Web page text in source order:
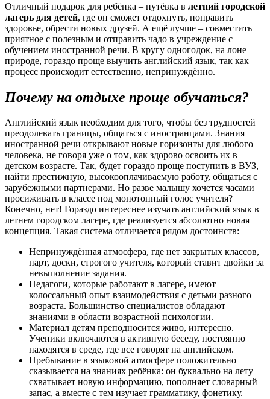
Отличный подарок для ребёнка – путёвка в летний городской
лагерь для детей, где он сможет отдохнуть, поправить
здоровье, обрести новых друзей. А ещё лучше – совместить
приятное с полезным и отправить чадо в учреждение с
обучением иностранной речи. В кругу одногодок, на лоне
природе, гораздо проще выучить английский язык, так как
процесс происходит естественно, непринуждённо.
Почему на отдыхе проще обучаться?
Английский язык необходим для того, чтобы без трудностей
преодолевать границы, общаться с иностранцами. Знания
иностранной речи открывают новые горизонты для любого
человека, не говоря уже о том, как здорово освоить их в
детском возрасте. Так, будет гораздо проще поступить в ВУЗ,
найти престижную, высокооплачиваемую работу, общаться с
зарубежными партнерами. Но разве малышу хочется часами
просиживать в классе под монотонный голос учителя?
Конечно, нет! Гораздо интереснее изучать английский язык в
летнем городском лагере, где реализуется абсолютно новая
концепция. Такая система отличается рядом достоинств:
Непринуждённая атмосфера, где нет закрытых классов,
парт, доски, строгого учителя, который ставит двойки за
невыполнение задания.
Педагоги, которые работают в лагере, имеют
колоссальный опыт взаимодействия с детьми разного
возраста. Большинство специалистов обладают
знаниями в области возрастной психологии.
Материал детям преподносится живо, интересно.
Ученики включаются в активную беседу, постоянно
находятся в среде, где все говорят на английском.
Пребывание в языковой атмосфере положительно
сказывается на знаниях ребёнка: он буквально на лету
схватывает новую информацию, пополняет словарный
запас, а вместе с тем изучает грамматику, фонетику.